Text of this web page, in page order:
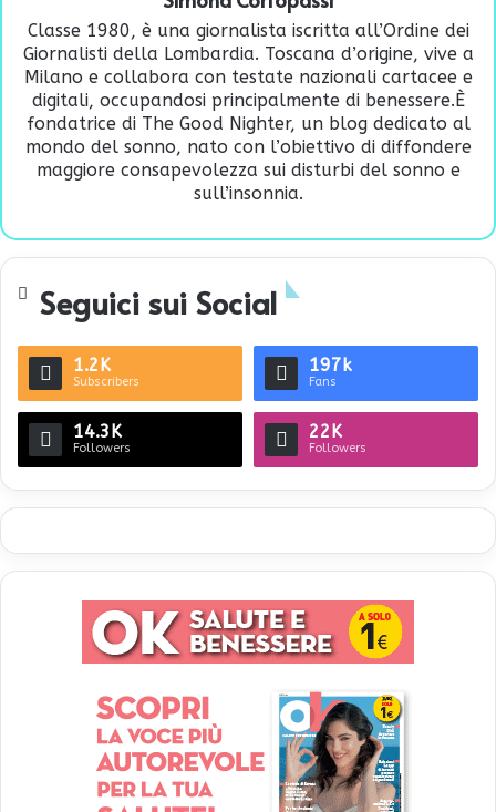
Classe 1980, è una giornalista iscritta all’Ordine dei
Giornalisti della Lombardia. Toscana d’origine, vive a
Milano e collabora con testate nazionali cartacee e
digitali, occupandosi principalmente di benessere.È
fondatrice di The Good Nighter, un blog dedicato al
mondo del sonno, nato con l’obiettivo di diffondere
maggiore consapevolezza sui disturbi del sonno e
sull’insonnia.
Seguici sui Social
1.2K
Subscribers
197k
Fans
14.3K
Followers
22K
Followers